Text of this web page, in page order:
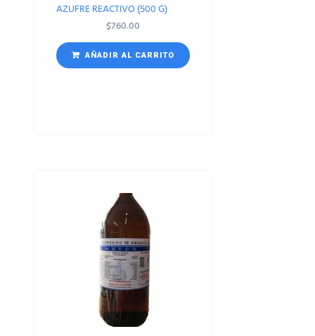
AZUFRE REACTIVO (500 G)
$760.00
AÑADIR AL CARRITO